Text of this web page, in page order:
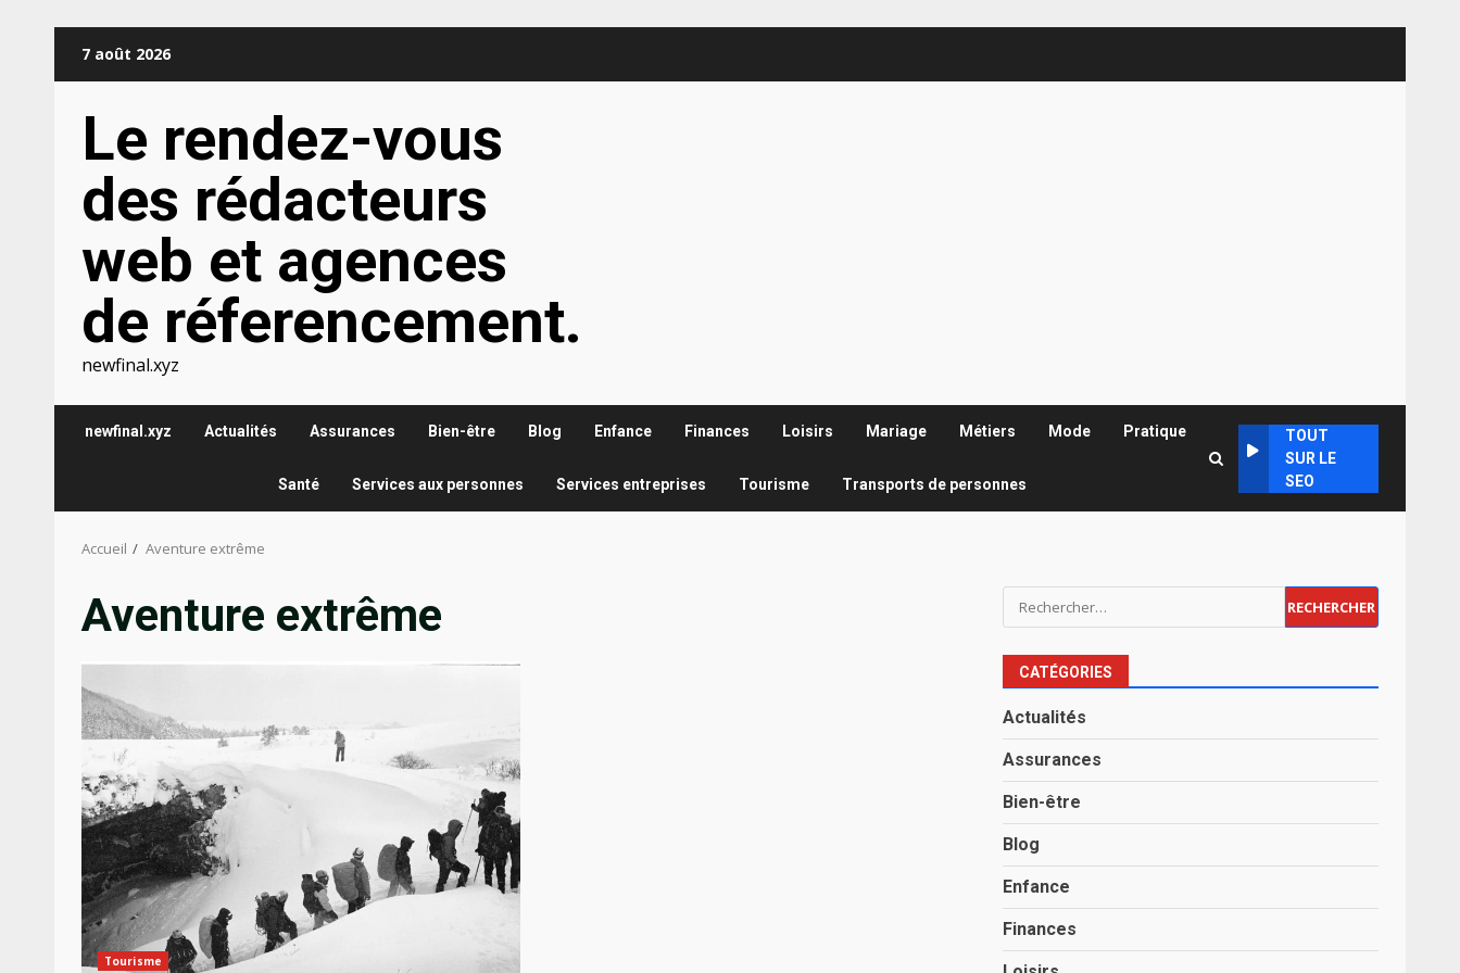
7 août 2026
Le rendez-vous
des rédacteurs
web et agences
de réferencement.
newfinal.xyz
newfinal.xyz Actualités Assurances Bien-être Blog Enfance Finances Loisirs Mariage Métiers Mode Pratique
Santé Services aux personnes Services entreprises Tourisme Transports de personnes
TOUT
SUR LE
SEO
Accueil Aventure extrême
Aventure extrême
Tourisme
Rechercher :
CATÉGORIES
Actualités
Assurances
Bien-être
Blog
Enfance
Finances